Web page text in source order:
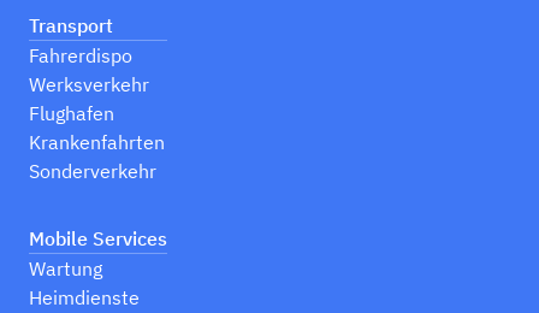
Transport
Fahrerdispo
Werksverkehr
Flughafen
Krankenfahrten
Sonderverkehr
Mobile Services
Wartung
Heimdienste